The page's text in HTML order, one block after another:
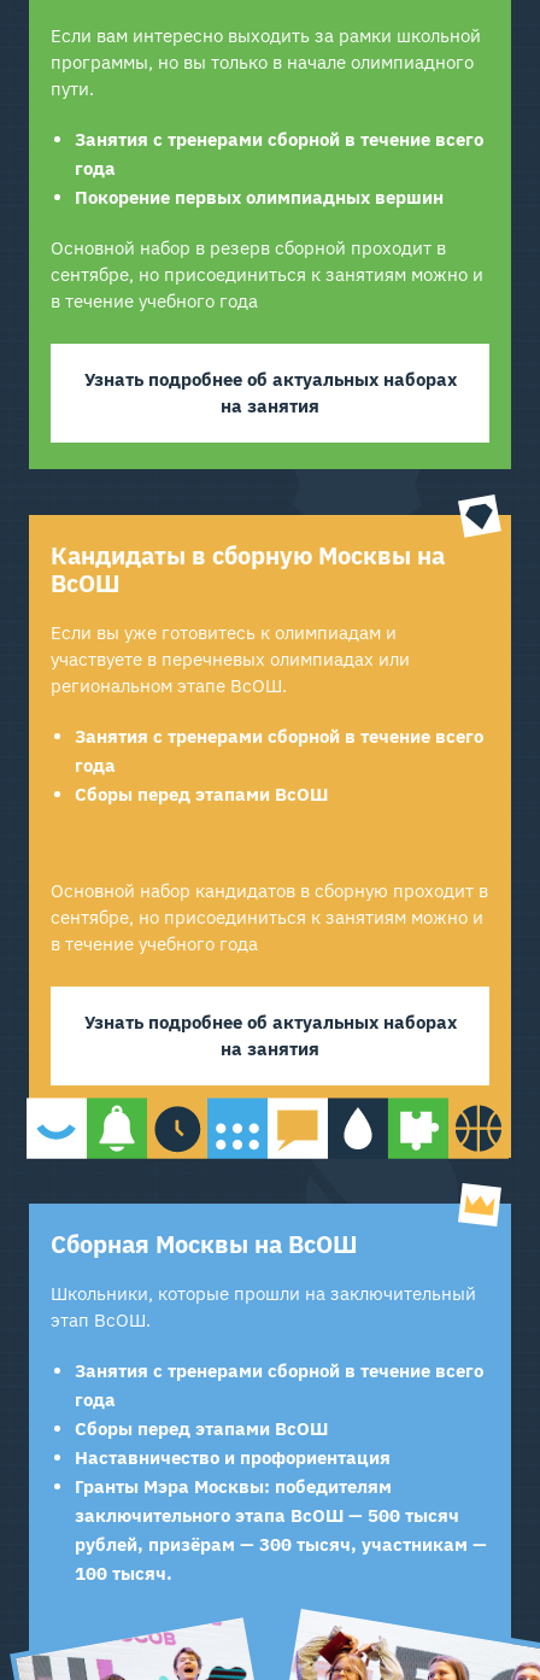
Если вам интересно выходить за рамки школьной
программы, но вы только в начале олимпиадного
пути.
Занятия с тренерами сборной в течение всего
года
Покорение первых олимпиадных вершин
Основной набор в резерв сборной проходит в
сентябре, но присоединиться к занятиям можно и
в течение учебного года
Узнать подробнее об актуальных наборах
на занятия
Кандидаты в сборную Москвы на
ВсОШ
Если вы уже готовитесь к олимпиадам и
участвуете в перечневых олимпиадах или
региональном этапе ВсОШ.
Занятия с тренерами сборной в течение всего
года
Сборы перед этапами ВсОШ
Основной набор кандидатов в сборную проходит в
сентябре, но присоединиться к занятиям можно и
в течение учебного года
Узнать подробнее об актуальных наборах
на занятия
Сборная Москвы на ВсОШ
Школьники, которые прошли на заключительный
этап ВсОШ.
Занятия с тренерами сборной в течение всего
года
Сборы перед этапами ВсОШ
Наставничество и профориентация
Гранты Мэра Москвы: победителям
заключительного этапа ВсОШ — 500 тысяч
рублей, призёрам — 300 тысяч, участникам —
100 тысяч.